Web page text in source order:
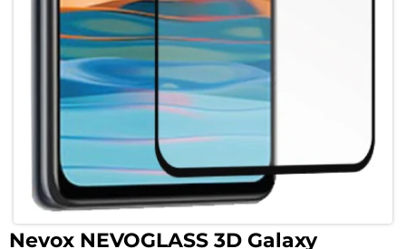
Nevox NEVOGLASS 3D Galaxy